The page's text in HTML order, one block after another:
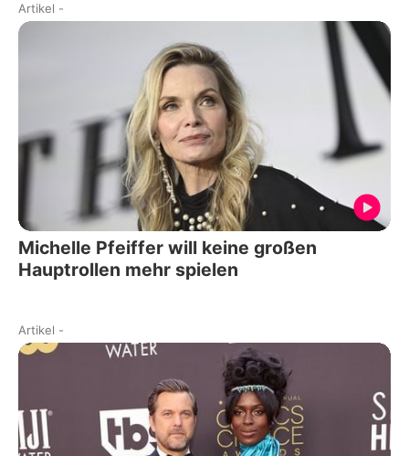
Artikel -
Michelle Pfeiffer will keine großen
Hauptrollen mehr spielen
Artikel -